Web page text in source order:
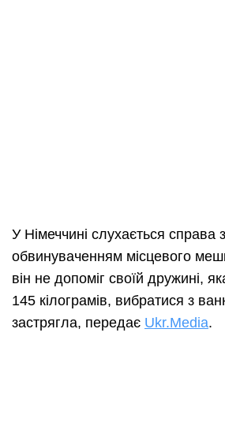
У Німеччині слухається справа
обвинуваченням місцевого
він не допоміг своїй дружині,
145 кілограмів, вибратися з
застрягла, передає Ukr.Media.